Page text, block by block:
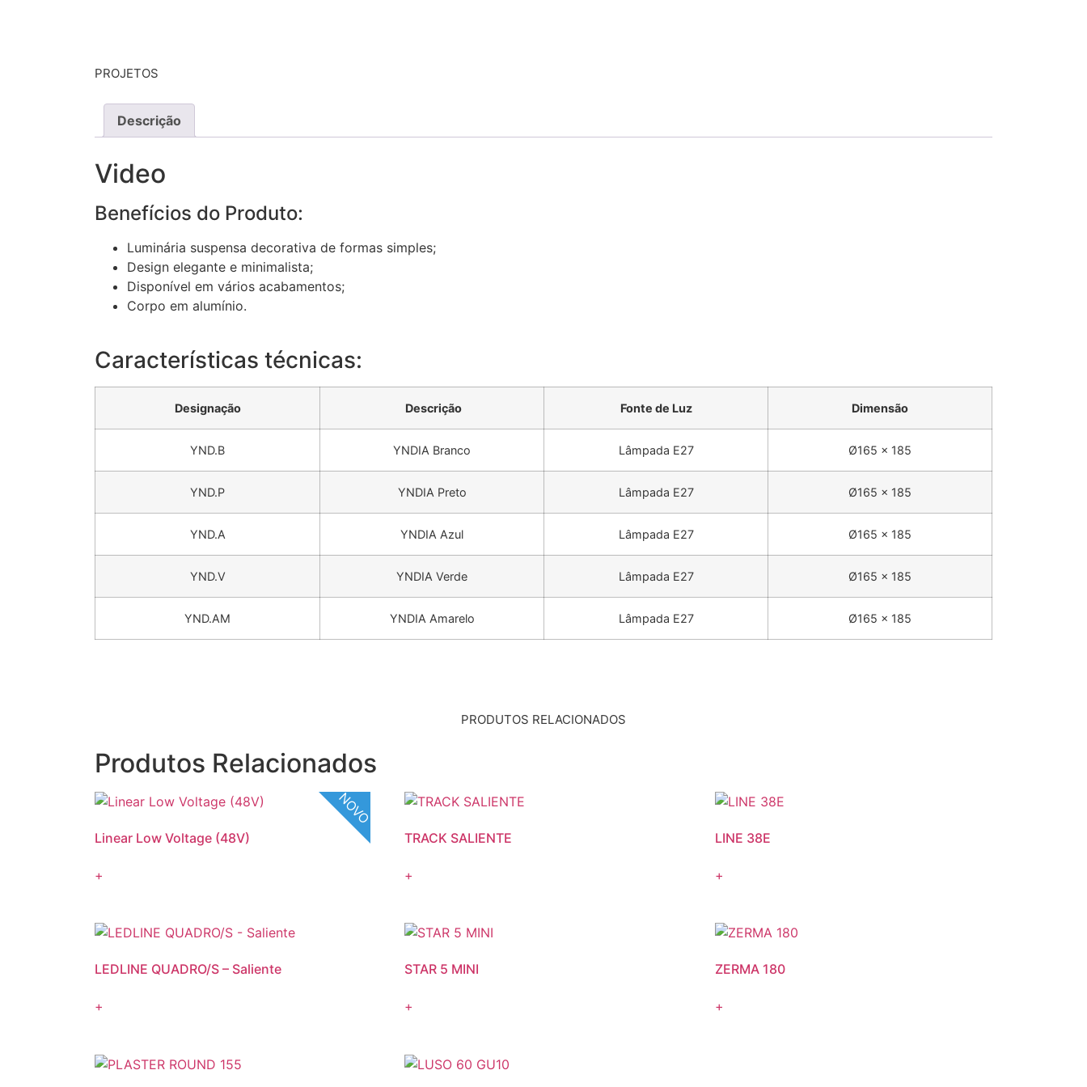
PROJETOS
Descrição
Video
Benefícios do Produto:
Luminária suspensa decorativa de formas simples;
Design elegante e minimalista;
Disponível em vários acabamentos;
Corpo em alumínio.
Características técnicas:
Designação Descrição Fonte de Luz Dimensão
YND.B YNDIA Branco Lâmpada E27 Ø165 x 185
YND.P YNDIA Preto Lâmpada E27 Ø165 x 185
YND.A YNDIA Azul Lâmpada E27 Ø165 x 185
YND.V YNDIA Verde Lâmpada E27 Ø165 x 185
YND.AM YNDIA Amarelo Lâmpada E27 Ø165 x 185
PRODUTOS RELACIONADOS
Produtos Relacionados
NOVO
Linear Low Voltage (48V)
+
TRACK SALIENTE
+
LINE 38E
+
LEDLINE QUADRO/S – Saliente
+
STAR 5 MINI
+
ZERMA 180
+